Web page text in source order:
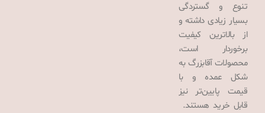
تنوع و گستردگی
بسیار زیادی داشته و
از بالاترین کیفیت
برخوردار است،
محصولات آقابزرگ به
شکل عمده و با
قیمت پایین‌تر نیز
قابل خرید هستند.